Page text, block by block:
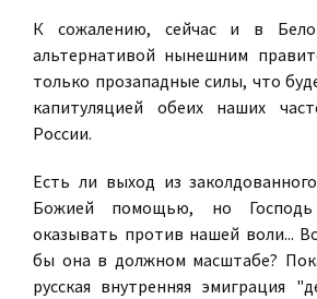
К сожалению, сейчас и в
альтернативой нынешним
только прозападные силы, что
капитуляцией обеих наших
России.
Есть ли выход из
Божией помощью, но
оказывать против нашей воли...
бы она в должном масштабе?
русская внутренняя эмиграция